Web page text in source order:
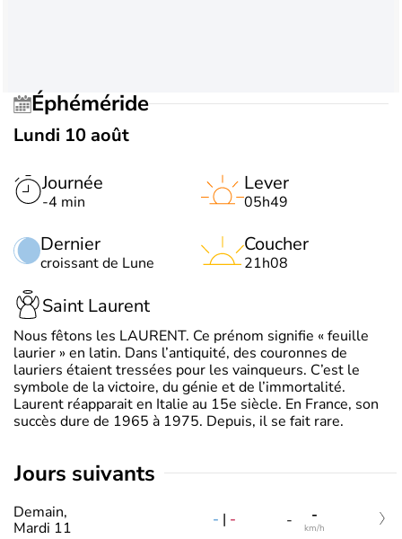
Éphéméride
Lundi 10 août
Journée
-4 min
Dernier
croissant de Lune
Lever
05h49
Coucher
21h08
Saint Laurent
Nous fêtons les LAURENT. Ce prénom signifie « feuille
laurier » en latin. Dans l’antiquité, des couronnes de
lauriers étaient tressées pour les vainqueurs. C’est le
symbole de la victoire, du génie et de l’immortalité.
Laurent réapparait en Italie au 15e siècle. En France, son
succès dure de 1965 à 1975. Depuis, il se fait rare.
jours suivants
Demain,
Mardi 11
- | - - -
km/h